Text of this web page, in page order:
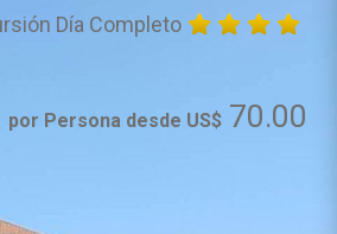
Día Completo
por Persona desde US$ 70.00